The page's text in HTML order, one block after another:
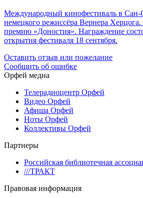
Международный кинофестиваль в Сан-
немецкого режиссёра Вернера
премию «Доностия». Награждение
открытия фестиваля 18 сентября.
Оставить отзыв или пожелание
Сообщить об ошибке
Орфей медиа
Телерадиоцентр Орфей
Видео Орфей
Афиша Орфей
Ноты Орфей
Коллективы Орфей
Партнеры
Российская библиотечная
///ТРАКТ
Правовая информация